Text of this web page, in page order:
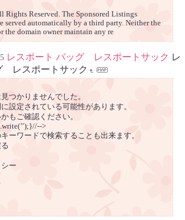
Rights Reserved. The Sponsored Listings
served automatically by a third party. Neither the
the domain owner maintain any re
レスポート バッグ レスポートサック レ
レスポートサック
つかりませんでした。
設定されている可能性があります。
もご確認ください。
>
ーワードで検索することも出来ます。
ー